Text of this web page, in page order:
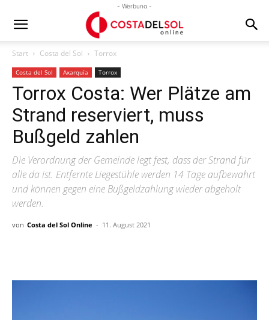
- Werbung -
Start Costa del Sol Torrox
Costa del Sol Axarquía Torrox
Torrox Costa: Wer Plätze am
Strand reserviert, muss
Bußgeld zahlen
Die Verordnung der Gemeinde legt fest, dass der Strand für
alle da ist. Entfernte Liegestühle werden 14 Tage aufbewahrt
und können gegen eine Bußgeldzahlung wieder abgeholt
werden.
von Costa del Sol Online - 11. August 2021